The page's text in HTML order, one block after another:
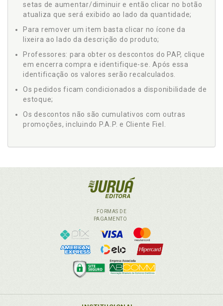
setas de aumentar/diminuir e então clicar no botão
atualiza que será exibido ao lado da quantidade;
Para remover um item basta clicar no ícone da
lixeira ao lado da descrição do produto;
Professores: para obter os descontos do PAP, clique
em encerra compra e identifique-se. Após essa
identificação os valores serão recalculados.
Os pedidos ficam condicionados a disponibilidade de
estoque;
Os descontos não são cumulativos com outras
promoções, incluindo P.A.P. e Cliente Fiel.
FORMAS DE
PAGAMENTO